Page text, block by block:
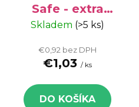
Safe - extra
bezpečné
krabička
Skladem (>5 ks)
€0,92 bez DPH
€1,03 / ks
DO KOŠÍKA